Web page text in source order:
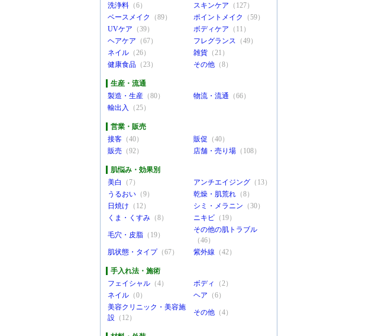
洗浄料 （6） スキンケア （127）
ベースメイク
（89） ポイントメイク
（59）
UVケア （39） ボディケア （11）
ヘアケア （67） フレグランス （49）
ネイル （26） 雑貨 （21）
健康食品 （23） その他 （8）
生産・流通
製造・生産 （80） 物流・流通 （66）
輸出入
（25）
営業・販売
接客 （40） 販促 （40）
販売 （92） 店舗・売り場 （108）
肌悩み・効果別
美白
（7） アンチエイジング （13）
うるおい （9） 乾燥・肌荒れ （8）
日焼け （12） シミ・メラニン （30）
くま・くすみ （8） ニキビ （19）
毛穴・皮脂 （19）
その他の肌トラブル
（46）
肌状態・タイプ（67） 紫外線 （42）
手入れ法・施術
フェイシャル （4） ボディ
（2）
ネイル （0） ヘア （6）
美容クリニック・美容施
設 （12）
その他 （4）